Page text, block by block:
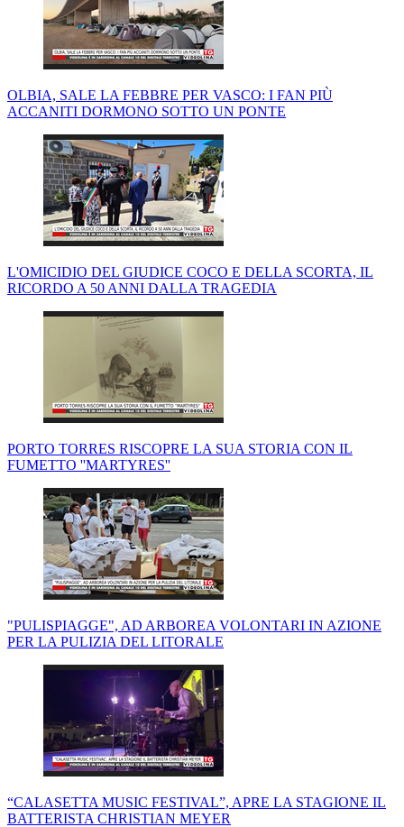
OLBIA, SALE LA FEBBRE PER VASCO: I FAN PIÙ
ACCANITI DORMONO SOTTO UN PONTE
L'OMICIDIO DEL GIUDICE COCO E DELLA SCORTA, IL
RICORDO A 50 ANNI DALLA TRAGEDIA
PORTO TORRES RISCOPRE LA SUA STORIA CON IL
FUMETTO ''MARTYRES''
"PULISPIAGGE", AD ARBOREA VOLONTARI IN AZIONE
PER LA PULIZIA DEL LITORALE
“CALASETTA MUSIC FESTIVAL”, APRE LA STAGIONE IL
BATTERISTA CHRISTIAN MEYER